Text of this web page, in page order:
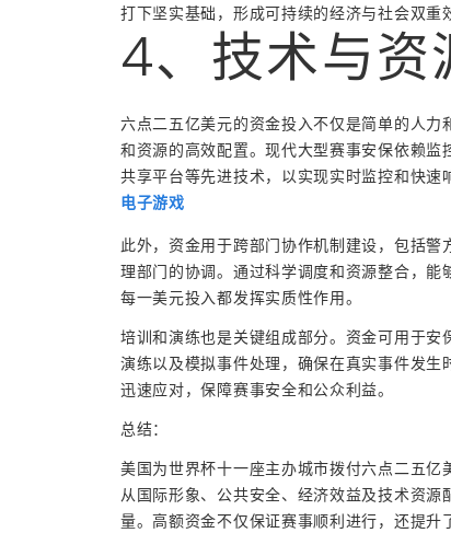
打下坚实基础，形成可持续的经济与社会双重
4、技术与资
六点二五亿美元的资金投入不仅是简单的人力
和资源的高效配置。现代大型赛事安保依赖监
共享平台等先进技术，以实现实时监控和快速
电子游戏
此外，资金用于跨部门协作机制建设，包括警
理部门的协调。通过科学调度和资源整合，能
每一美元投入都发挥实质性作用。
培训和演练也是关键组成部分。资金可用于安
演练以及模拟事件处理，确保在真实事件发生
迅速应对，保障赛事安全和公众利益。
总结：
美国为世界杯十一座主办城市拨付六点二五亿
从国际形象、公共安全、经济效益及技术资源
量。高额资金不仅保证赛事顺利进行，还提升